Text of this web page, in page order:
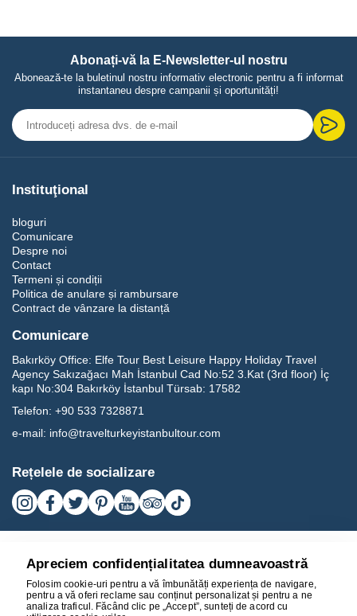
Abonați-vă la E-Newsletter-ul nostru
Abonează-te la buletinul nostru informativ electronic pentru a fi informat
instantaneu despre campanii și oportunități!
Instituţional
bloguri
Comunicare
Despre noi
Contact
Termeni și condiții
Politica de anulare și rambursare
Contract de vânzare la distanță
Comunicare
Bakırköy Office: Elfe Tour Best Leisure Happy Holiday Travel
Agency Sakızağacı Mah İstanbul Cad No:52 3.Kat (3rd floor) İç
kapı No:304 Bakırköy İstanbul Türsab: 17582
Telefon: +90 533 7328871
e-mail: info@travelturkeyistanbultour.com
Rețelele de socializare
Apreciem confidențialitatea dumneavoastră
Folosim cookie-uri pentru a vă îmbunătăți experiența de navigare,
pentru a vă oferi reclame sau conținut personalizat și pentru a ne
analiza traficul. Făcând clic pe „Accept”, sunteți de acord cu